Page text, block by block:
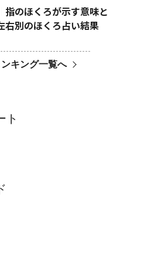
指のほくろが示す意味と
右別のほくろ占い結果
ンキング一覧へ
ト